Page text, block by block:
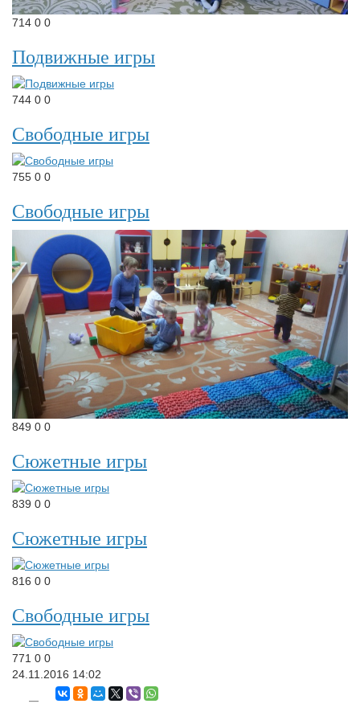
714 0 0
Подвижные игры
744 0 0
Свободные игры
755 0 0
Свободные игры
849 0 0
Сюжетные игры
839 0 0
Сюжетные игры
816 0 0
Свободные игры
771 0 0
24.11.2016 14:02
—